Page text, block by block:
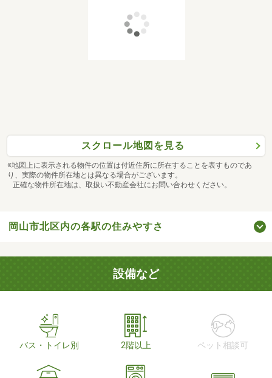
スクロール地図を見る
※地図上に表示される物件の位置は付近住所に所在することを表すものであ
り、実際の物件所在地とは異なる場合がございます。
正確な物件所在地は、取扱い不動産会社にお問い合わせください。
岡山市北区内の各駅の住みやすさ
設備など
バス・トイレ別 2階以上 ペット相談可